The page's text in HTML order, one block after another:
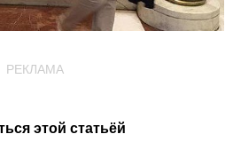
РЕКЛАМА
этой статьёй